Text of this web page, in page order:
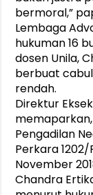
bermoral,”
Lembaga
hukuman 16
dosen Unila,
berbuat cabul
rendah.
Direktur
Pengadilan
Perkara
November
Chandra